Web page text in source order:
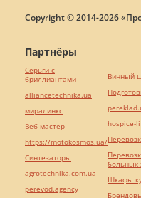
Copyright © 2014-2026
Партнёры
Серьги с
бриллиантами
alliancetechnika.ua
миралинкс
Веб мастер
https://motokosmos.ua/
Синтезаторы
agrotechnika.com.ua
perevod.agency
Винный
hospice-
больных
Шкафы